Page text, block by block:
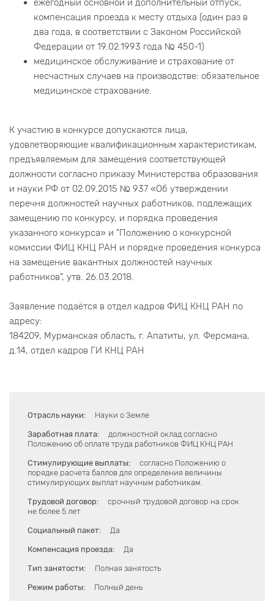
ежегодный основной и дополнительный отпуск,
компенсация проезда к месту отдыха (один раз в
два года, в соответствии с Законом Российской
Федерации от 19.02.1993 года № 450-1)
медицинское обслуживание и страхование от
несчастных случаев на производстве: обязательное
медицинское страхование.
К участию в конкурсе допускаются лица,
удовлетворяющие квалификационным характеристикам,
предъявляемым для замещения соответствующей
должности согласно приказу Министерства образования
и науки РФ от 02.09.2015 № 937 «Об утверждении
перечня должностей научных работников, подлежащих
замещению по конкурсу, и порядка проведения
указанного конкурса» и "Положению о конкурсной
комиссии ФИЦ КНЦ РАН и порядке проведения конкурса
на замещение вакантных должностей научных
работников", утв. 26.03.2018.
Заявление подаётся в отдел кадров ФИЦ КНЦ РАН по
адресу:
184209, Мурманская область, г. Апатиты, ул. Ферсмана,
д.14, отдел кадров ГИ КНЦ РАН
Отрасль науки: Науки о Земле
Заработная плата:
должностной оклад согласно
Положению об оплате труда работников ФИЦ КНЦ РАН
Стимулирующие выплаты:
согласно Положению о
порядке расчета баллов для определения величины
стимулирующих выплат научным работникам.
Трудовой договор:
срочный трудовой договор на срок
не более 5 лет
Социальный пакет: Да
Компенсация проезда: Да
Тип занятости: Полная занятость
Режим работы: Полный день